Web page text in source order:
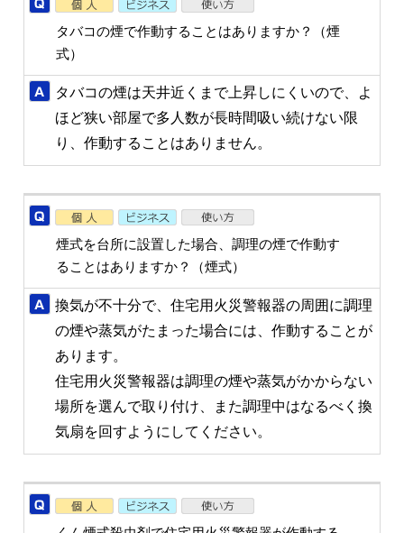
タバコの煙で作動することはありますか？（煙
式）
タバコの煙は天井近くまで上昇しにくいので、よ
ほど狭い部屋で多人数が長時間吸い続けない限
り、作動することはありません。
煙式を台所に設置した場合、調理の煙で作動す
ることはありますか？（煙式）
換気が不十分で、住宅用火災警報器の周囲に調理
の煙や蒸気がたまった場合には、作動することが
あります。
住宅用火災警報器は調理の煙や蒸気がかからない
場所を選んで取り付け、また調理中はなるべく換
気扇を回すようにしてください。